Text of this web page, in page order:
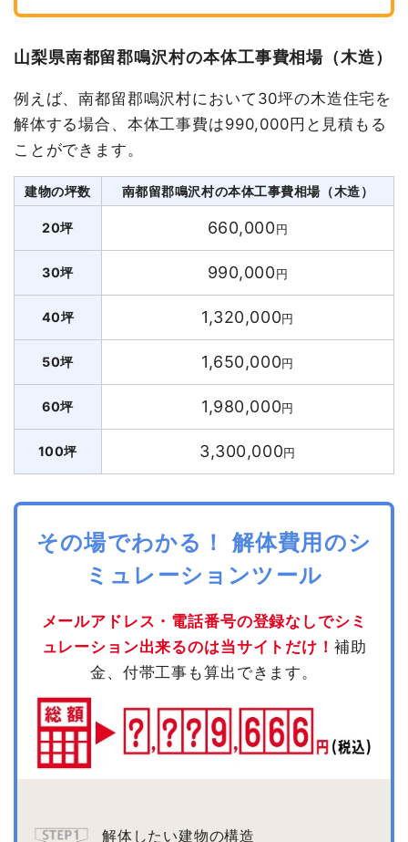
山梨県南都留郡鳴沢村の本体工事費相場（木造）
例えば、南都留郡鳴沢村において30坪の木造住宅を
解体する場合、本体工事費は990,000円と見積もる
ことができます。
建物の坪数 南都留郡鳴沢村の本体工事費相場（木造）
20坪 660,000円
30坪 990,000円
40坪 1,320,000円
50坪 1,650,000円
60坪 1,980,000円
100坪 3,300,000円
その場でわかる！ 解体費用のシ
ミュレーションツール
メールアドレス・電話番号の登録なしでシミ
ュレーション出来るのは当サイトだけ！ 補助
金、付帯工事も算出できます。
解体したい建物の構造